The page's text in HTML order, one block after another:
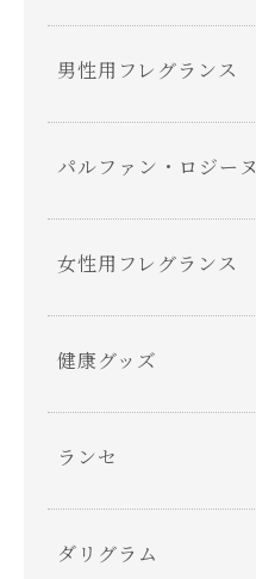
男性用フレグランス
パルファン・ロジーヌ
女性用フレグランス
健康グッズ
ランセ
ダリグラム